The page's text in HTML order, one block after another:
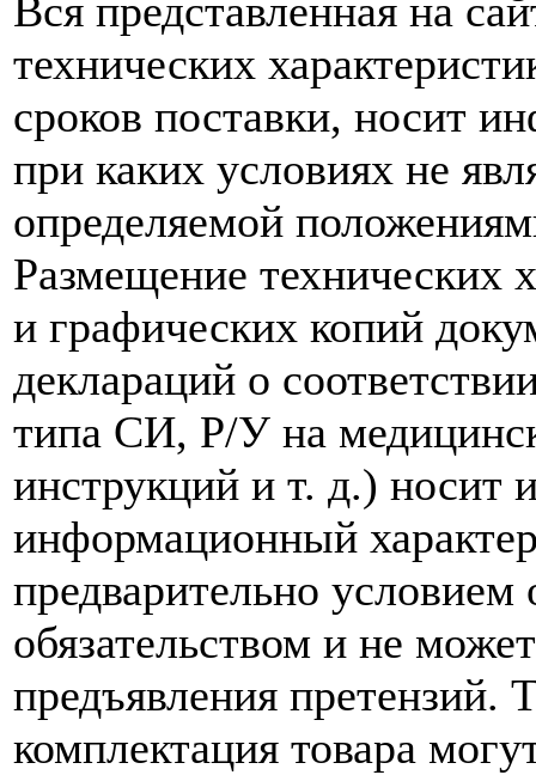
Вся представленная на
технических
сроков поставки, носит
при каких условиях не
определяемой
Размещение технических
и графических копий
деклараций о
типа СИ, Р/У на
инструкций и т. д.) носит
информационный
предварительно условием
обязательством и не
предъявления претензий.
комплектация товара